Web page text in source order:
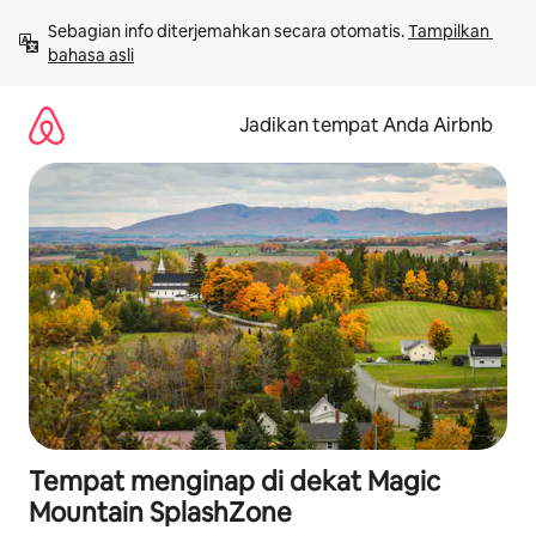
langsung
lihat
Sebagian info diterjemahkan secara otomatis. Tampilkan
bahasa asli
Jadikan tempat Anda Airbnb
Tempat menginap di dekat Magic
Mountain SplashZone